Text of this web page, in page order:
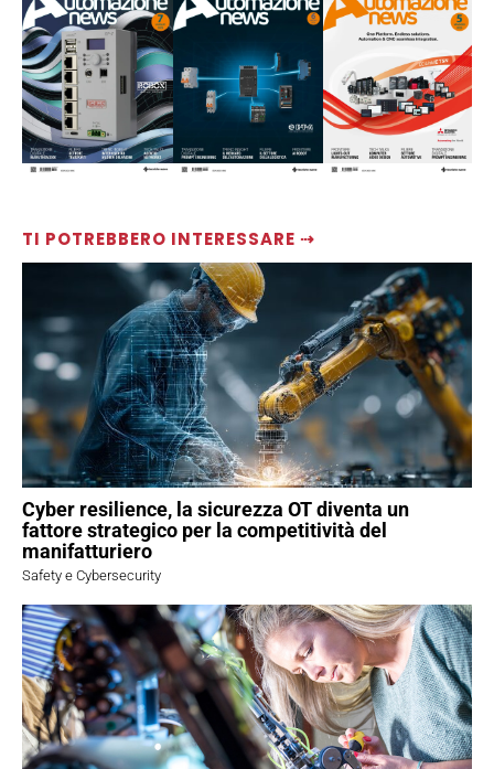
TI POTREBBERO INTERESSARE ⇢
Cyber resilience, la sicurezza OT diventa un
fattore strategico per la competitività del
manifatturiero
Safety e Cybersecurity